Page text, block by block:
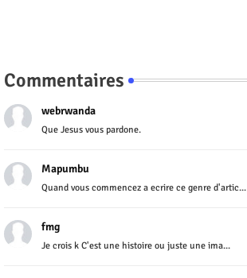
Commentaires
webrwanda
Que Jesus vous pardone.
Mapumbu
Quand vous commencez a ecrire ce genre d'artic...
fmg
Je crois k C'est une histoire ou juste une ima...